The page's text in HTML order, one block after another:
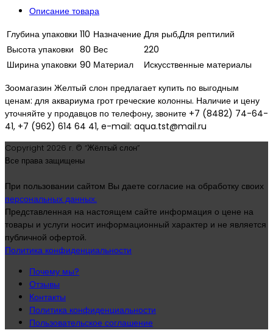
Описание товара
Глубина упаковки 110 Назначение Для рыб,Для рептилий
Высота упаковки 80 Вес
220
Ширина упаковки 90 Материал
Искусственные материалы
Зоомагазин Желтый слон предлагает купить по выгодным
ценам: для аквариума грот греческие колонны. Наличие и цену
уточняйте у продавцов по телефону, звоните +7 (8482) 74-64-
41, +7 (962) 614 64 41, e-mail: aqua.tst@mail.ru
Copyright 2026 г. © “Жёлтый слон”
Все права защищены
При пользовании сайтом Вы даете согласие на обработку своих
персональных данных.
Представленная на настоящем сайте информация о цене на
товары и услуги носит информационный характер и не является
публичной офертой.
Политика конфиденциальности
Почему мы?
Отзывы
Контакты
Политика конфиденциальности
Пользовательское соглашение